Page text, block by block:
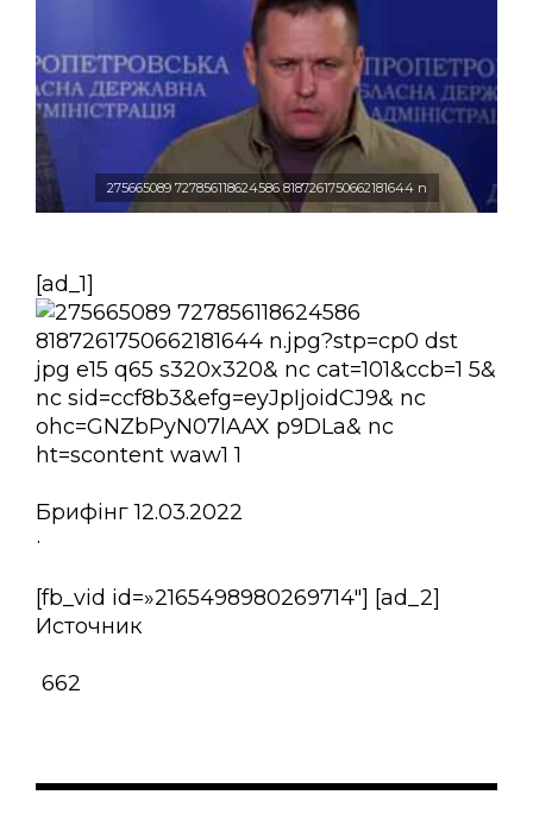
275665089 727856118624586 8187261750662181644 n
[ad_1]
Брифінг 12.03.2022
·
[fb_vid id=»2165498980269714″] [ad_2]
Источник
662